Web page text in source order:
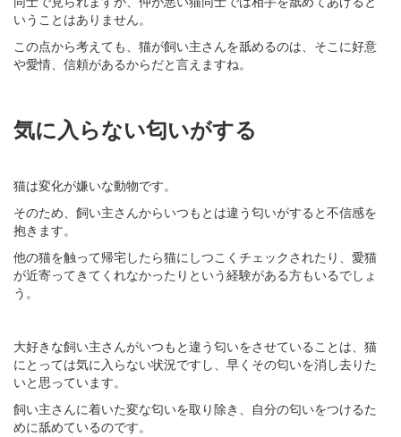
いうことはありません。
この点から考えても、猫が飼い主さんを舐めるのは、そこに好意
や愛情、信頼があるからだと言えますね。
気に入らない匂いがする
猫は変化が嫌いな動物です。
そのため、飼い主さんからいつもとは違う匂いがすると不信感を
抱きます。
他の猫を触って帰宅したら猫にしつこくチェックされたり、愛猫
が近寄ってきてくれなかったりという経験がある方もいるでしょ
う。
大好きな飼い主さんがいつもと違う匂いをさせていることは、猫
にとっては気に入らない状況ですし、早くその匂いを消し去りた
いと思っています。
飼い主さんに着いた変な匂いを取り除き、自分の匂いをつけるた
めに舐めているのです。